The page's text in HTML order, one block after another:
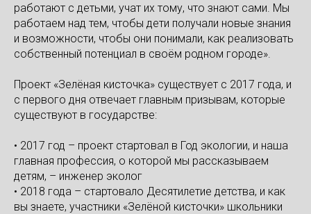
работают с детьми, учат их тому, что знают сами. Мы
работаем над тем, чтобы дети получали новые знания
и возможности, чтобы они понимали, как реализовать
собственный потенциал в своём родном городе».⠀
Проект «Зелёная кисточка» существует с 2017 года, и
с первого дня отвечает главным призывам, которые
существуют в государстве:⠀
• 2017 год – проект стартовал в Год экологии, и наша
главная профессия, о которой мы рассказываем
детям, – инженер эколог⠀
• 2018 года – стартовало Десятилетие детства, и как
вы знаете, участники «Зелёной кисточки» школьники